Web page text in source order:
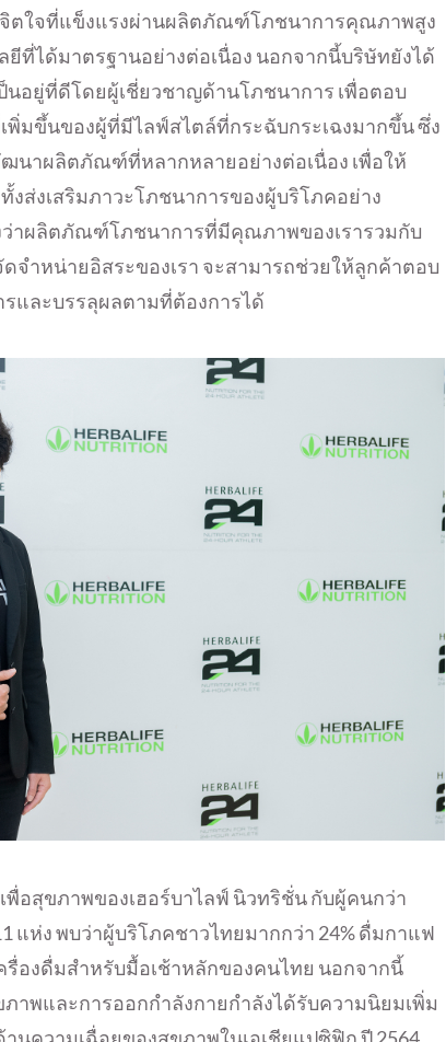
ตใจที่แข็งแรงผ่านผลิตภัณฑ์โภชนาการคุณภาพสูง
ที่ได้มาตรฐานอย่างต่อเนื่อง นอกจากนี้บริษัทยังได้
อยู่ที่ดีโดยผู้เชี่ยวชาญด้านโภชนาการ เพื่อตอบ
มขึ้นของผู้ที่มีไลฟ์สไตล์ที่กระฉับกระเฉงมากขึ้น ซึ่ง
นาผลิตภัณฑ์ที่หลากหลายอย่างต่อเนื่อง เพื่อให้
ส่งเสริมภาวะโภชนาการของผู้บริโภคอย่าง
ว่าผลิตภัณฑ์โภชนาการที่มีคุณภาพของเรารวมกับ
ำหน่ายอิสระของเรา จะสามารถช่วยให้ลูกค้าตอบ
และบรรลุผลตามที่ต้องการได้
พื่อสุขภาพของเฮอร์บาไลฟ์ นิวทริชั่น กับผู้คนกว่า
แห่ง พบว่าผู้บริโภคชาวไทยมากกว่า 24% ดื่มกาแฟ
องดื่มสำหรับมื้อเช้าหลักของคนไทย นอกจากนี้
าพและการออกกำลังกายกำลังได้รับความนิยมเพิ่ม